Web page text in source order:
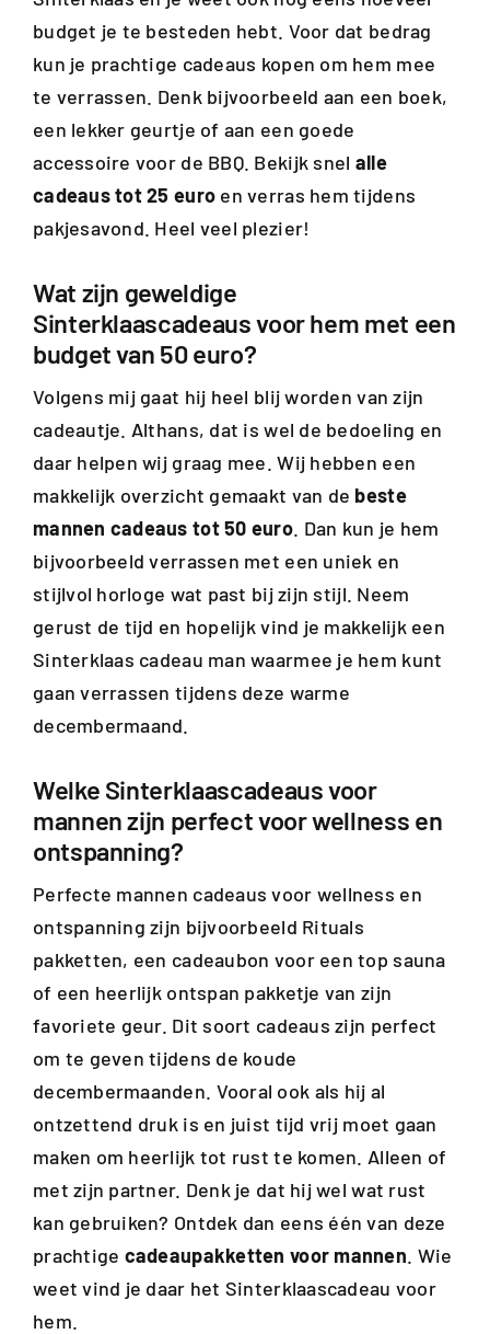
budget je te besteden hebt. Voor dat bedrag
kun je prachtige cadeaus kopen om hem mee
te verrassen. Denk bijvoorbeeld aan een boek,
een lekker geurtje of aan een goede
accessoire voor de BBQ. Bekijk snel alle
cadeaus tot 25 euro en verras hem tijdens
pakjesavond. Heel veel plezier!
Wat zijn geweldige
Sinterklaascadeaus voor hem met een
budget van 50 euro?
Volgens mij gaat hij heel blij worden van zijn
cadeautje. Althans, dat is wel de bedoeling en
daar helpen wij graag mee. Wij hebben een
makkelijk overzicht gemaakt van de beste
mannen cadeaus tot 50 euro. Dan kun je hem
bijvoorbeeld verrassen met een uniek en
stijlvol horloge wat past bij zijn stijl. Neem
gerust de tijd en hopelijk vind je makkelijk een
Sinterklaas cadeau man waarmee je hem kunt
gaan verrassen tijdens deze warme
decembermaand.
Welke Sinterklaascadeaus voor
mannen zijn perfect voor wellness en
ontspanning?
Perfecte mannen cadeaus voor wellness en
ontspanning zijn bijvoorbeeld Rituals
pakketten, een cadeaubon voor een top sauna
of een heerlijk ontspan pakketje van zijn
favoriete geur. Dit soort cadeaus zijn perfect
om te geven tijdens de koude
decembermaanden. Vooral ook als hij al
ontzettend druk is en juist tijd vrij moet gaan
maken om heerlijk tot rust te komen. Alleen of
met zijn partner. Denk je dat hij wel wat rust
kan gebruiken? Ontdek dan eens één van deze
prachtige cadeaupakketten voor mannen. Wie
weet vind je daar het Sinterklaascadeau voor
hem.